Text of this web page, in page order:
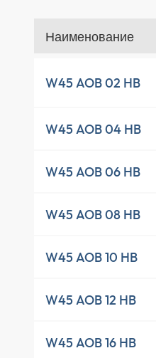
Наименование
W45 AOB 02 HB
W45 AOB 04 HB
W45 AOB 06 HB
W45 AOB 08 HB
W45 AOB 10 HB
W45 AOB 12 HB
W45 AOB 16 HB